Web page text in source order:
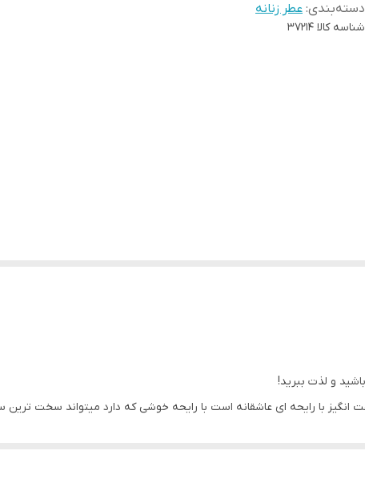
دسته‌بندی: عطر زنانه
شناسه کالا 37214
و لذت ببرید!
صندل نت ماندگار این عطر فوق العاده می شود.